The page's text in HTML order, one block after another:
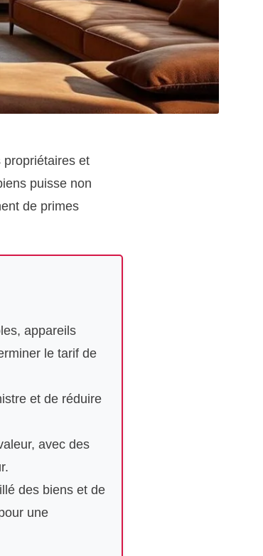
propriétaires et
puisse non
de primes
appareils
le tarif de
et de réduire
avec des
des biens et de
une